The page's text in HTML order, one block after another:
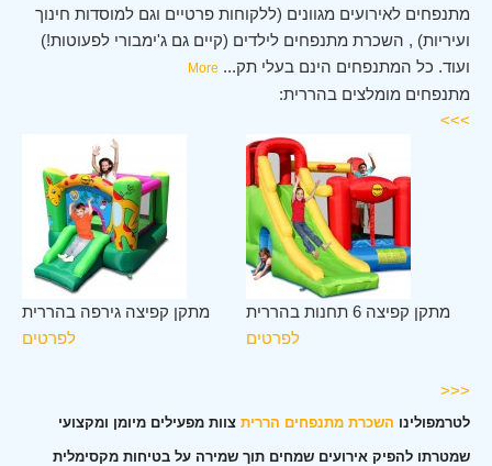
מתנפחים לאירועים מגוונים (ללקוחות פרטיים וגם למוסדות חינוך
ועיריות) , השכרת מתנפחים לילדים (קיים גם ג'ימבורי לפעוטות!)
ועוד. כל המתנפחים הינם בעלי תק...
More
מתנפחים מומלצים בהררית:
>>>
מתקן קפיצה גירפה בהררית
לפרטים
מתקן קפיצה 6 תחנות בהררית
לפרטים
<<<
לטרמפולינו השכרת מתנפחים הררית צוות מפעילים מיומן ומקצועי
שמטרתו להפיק אירועים שמחים תוך שמירה על בטיחות מקסימלית